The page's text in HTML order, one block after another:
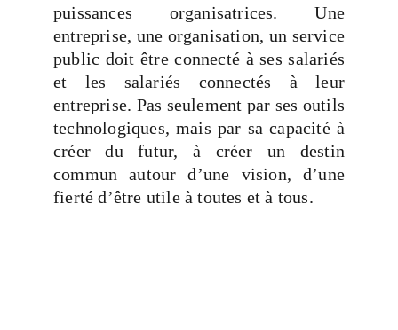
puissances organisatrices. Une
entreprise, une organisation, un service
public doit être connecté à ses salariés
et les salariés connectés à leur
entreprise. Pas seulement par ses outils
technologiques, mais par sa capacité à
créer du futur, à créer un destin
commun autour d’une vision, d’une
fierté d’être utile à toutes et à tous.